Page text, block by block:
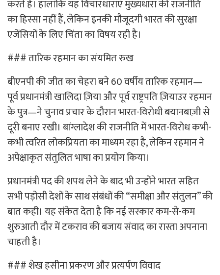
करते हैं। हालांकि यह विचारधाराएं मुख्यधारा की राजनीति
का हिस्सा नहीं हैं, लेकिन इनकी मौजूदगी भारत की सुरक्षा
एजेंसियों के लिए चिंता का विषय रही है।
### तारिक रहमान का संयमित रुख
बीएनपी की जीत का चेहरा बने 60 वर्षीय तारिक रहमान—
पूर्व प्रधानमंत्री खालिदा ज़िया और पूर्व राष्ट्रपति ज़ियाउर रहमान
के पुत्र—ने चुनाव प्रचार के दौरान भारत-विरोधी बयानबाज़ी से
दूरी बनाए रखी। बांग्लादेश की राजनीति में भारत-विरोध कभी-
कभी त्वरित लोकप्रियता का माध्यम रहा है, लेकिन रहमान ने
अपेक्षाकृत संतुलित भाषा का प्रयोग किया।
प्रधानमंत्री पद की शपथ लेने के बाद भी उन्होंने भारत सहित
सभी पड़ोसी देशों के साथ संबंधों की “समीक्षा और संतुलन” की
बात कही। यह संकेत देता है कि नई सरकार कम-से-कम
शुरुआती दौर में टकराव की बजाय संवाद का रास्ता अपनाना
चाहती है।
### शेख हसीना प्रकरण और प्रत्यर्पण विवाद